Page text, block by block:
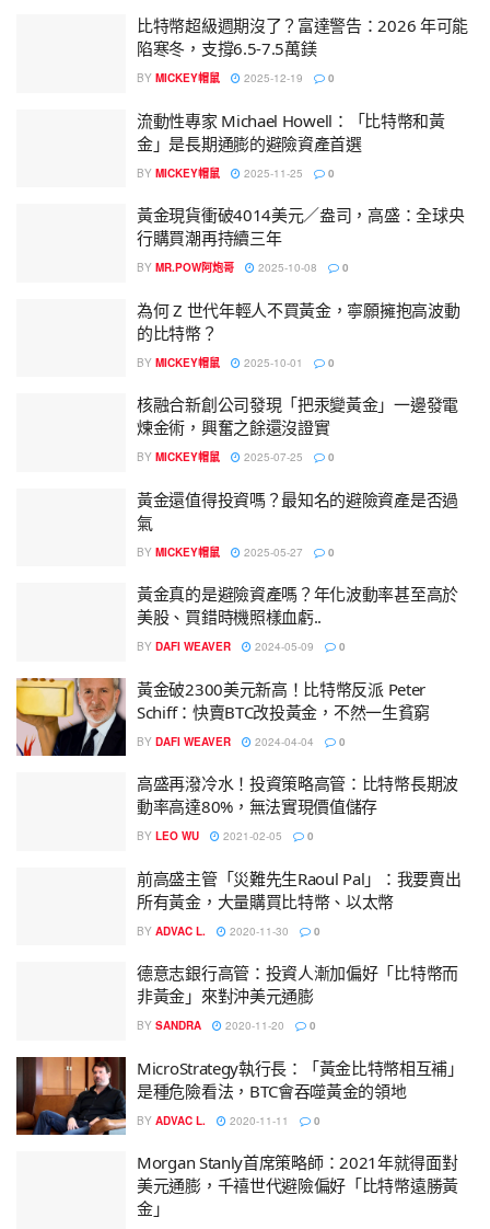
比特幣超級週期沒了？富達警告：2026 年可能
陷寒冬，支撐6.5-7.5萬鎂
BY MICKEY帽鼠 2025-12-19 0
流動性專家 Michael Howell：「比特幣和黃
金」是長期通膨的避險資產首選
BY MICKEY帽鼠 2025-11-25 0
黃金現貨衝破4014美元／盎司，高盛：全球央
行購買潮再持續三年
BY MR.POW阿炮哥 2025-10-08 0
為何 Z 世代年輕人不買黃金，寧願擁抱高波動
的比特幣？
BY MICKEY帽鼠 2025-10-01 0
核融合新創公司發現「把汞變黃金」一邊發電
煉金術，興奮之餘還沒證實
BY MICKEY帽鼠 2025-07-25 0
黃金還值得投資嗎？最知名的避險資產是否過
氣
BY MICKEY帽鼠 2025-05-27 0
黃金真的是避險資產嗎？年化波動率甚至高於
美股、買錯時機照樣血虧..
BY DAFI WEAVER 2024-05-09 0
黃金破2300美元新高！比特幣反派 Peter
Schiff：快賣BTC改投黃金，不然一生貧窮
BY DAFI WEAVER 2024-04-04 0
高盛再潑冷水！投資策略高管：比特幣長期波
動率高達80%，無法實現價值儲存
BY LEO WU 2021-02-05 0
前高盛主管「災難先生Raoul Pal」：我要賣出
所有黃金，大量購買比特幣、以太幣
BY ADVAC L. 2020-11-30 0
德意志銀行高管：投資人漸加偏好「比特幣而
非黃金」來對沖美元通膨
BY SANDRA 2020-11-20 0
MicroStrategy執行長：「黃金比特幣相互補」
是種危險看法，BTC會吞噬黃金的領地
BY ADVAC L. 2020-11-11 0
Morgan Stanly首席策略師：2021年就得面對
美元通膨，千禧世代避險偏好「比特幣遠勝黃
金」